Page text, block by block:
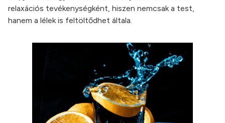
relaxációs tevékenységként, hiszen nemcsak a test,
hanem a lélek is feltöltődhet általa.